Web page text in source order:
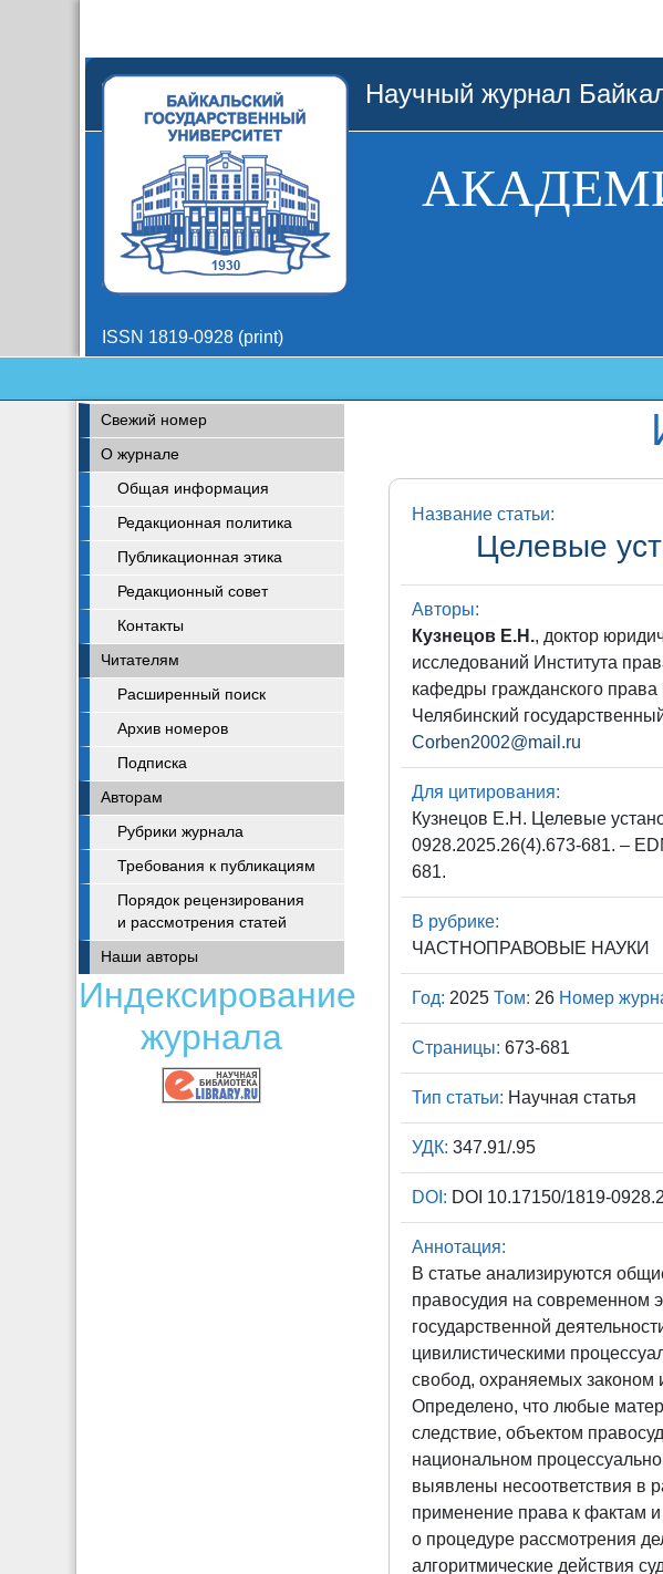
Научный журнал
ISSN 1819-0928 (print)
Свежий номер
О журнале
Общая информация
Редакционная политика
Публикационная этика
Редакционный совет
Контакты
Читателям
Расширенный поиск
Архив номеров
Подписка
Авторам
Рубрики журнала
Требования к публикациям
Порядок рецензирования
и рассмотрения статей
Наши авторы
Индексирование
журнала
Название статьи:
Целевые
Авторы:
Кузнецов Е.Н., доктор
исследований Института
кафедры гражданского
Челябинский
Corben2002@mail.ru
Для цитирования:
Кузнецов Е.Н. Целевые
0928.2025.26(4).673-681. –
681.
В рубрике:
ЧАСТНОПРАВОВЫЕ НАУКИ
Год: 2025Том: 26 Номер
Страницы: 673-681
Тип статьи: Научная статья
УДК: 347.91/.95
DOI: DOI 10.17150/1819-
Аннотация:
В статье анализируются
правосудия на современном
государственной
цивилистическими
свобод, охраняемых законом
Определено, что любые
следствие, объектом
национальном
выявлены несоответствия в
применение права к фактам
о процедуре рассмотрения
алгоритмические действия